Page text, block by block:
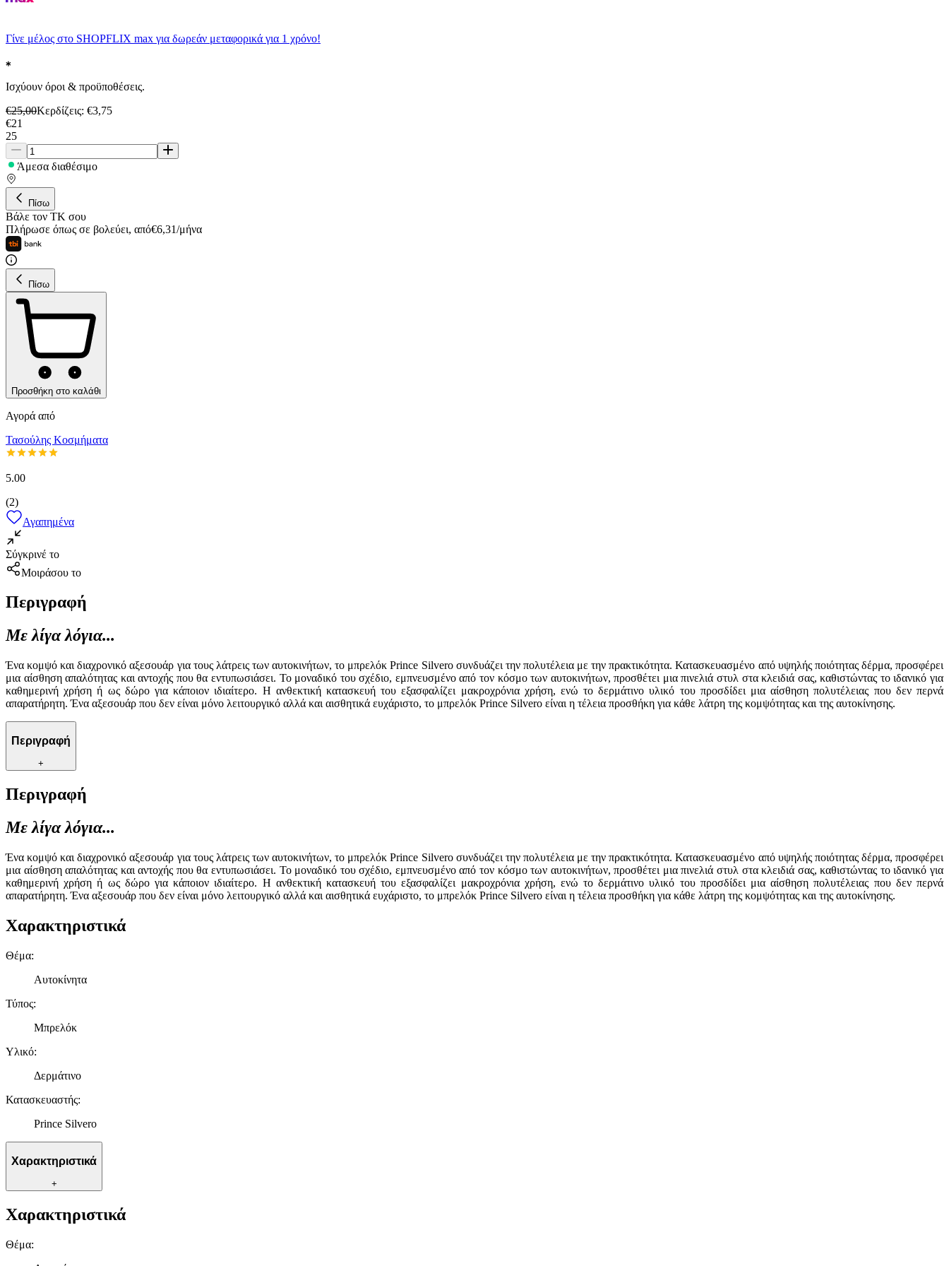
Γίνε μέλος στο SHOPFLIX max για δωρεάν μεταφορικά για 1 χρόνο!
Ισχύουν όροι & προϋποθέσεις.
€25,00Κερδίζεις: €3,75
€21
25
Άμεσα διαθέσιμο
Πίσω
Βάλε τον ΤΚ σου
Πλήρωσε όπως σε βολεύει, από€6,31/μήνα
Πίσω
Προσθήκη στο καλάθι
Αγορά από
Τασούλης Κοσμήματα
5.00
(2)
Αγαπημένα
Σύγκρινέ το
Μοιράσου το
Περιγραφή
Με λίγα λόγια...
Ένα κομψό και διαχρονικό αξεσουάρ για τους λάτρεις των αυτοκινήτων, το μπρελόκ Prince Silvero συνδυάζει την πολυτέλεια με την πρακτικότητα. Κατασκευασμένο από υψηλής ποιότητας δέρμα, προσφέρει
μια αίσθηση απαλότητας και αντοχής που θα εντυπωσιάσει. Το μοναδικό του σχέδιο, εμπνευσμένο από τον κόσμο των αυτοκινήτων, προσθέτει μια πινελιά στυλ στα κλειδιά σας, καθιστώντας το ιδανικό για
καθημερινή χρήση ή ως δώρο για κάποιον ιδιαίτερο. Η ανθεκτική κατασκευή του εξασφαλίζει μακροχρόνια χρήση, ενώ το δερμάτινο υλικό του προσδίδει μια αίσθηση πολυτέλειας που δεν περνά
απαρατήρητη. Ένα αξεσουάρ που δεν είναι μόνο λειτουργικό αλλά και αισθητικά ευχάριστο, το μπρελόκ Prince Silvero είναι η τέλεια προσθήκη για κάθε λάτρη της κομψότητας και της αυτοκίνησης.
Περιγραφή
+
Περιγραφή
Με λίγα λόγια...
Ένα κομψό και διαχρονικό αξεσουάρ για τους λάτρεις των αυτοκινήτων, το μπρελόκ Prince Silvero συνδυάζει την πολυτέλεια με την πρακτικότητα. Κατασκευασμένο από υψηλής ποιότητας δέρμα, προσφέρει
μια αίσθηση απαλότητας και αντοχής που θα εντυπωσιάσει. Το μοναδικό του σχέδιο, εμπνευσμένο από τον κόσμο των αυτοκινήτων, προσθέτει μια πινελιά στυλ στα κλειδιά σας, καθιστώντας το ιδανικό για
καθημερινή χρήση ή ως δώρο για κάποιον ιδιαίτερο. Η ανθεκτική κατασκευή του εξασφαλίζει μακροχρόνια χρήση, ενώ το δερμάτινο υλικό του προσδίδει μια αίσθηση πολυτέλειας που δεν περνά
απαρατήρητη. Ένα αξεσουάρ που δεν είναι μόνο λειτουργικό αλλά και αισθητικά ευχάριστο, το μπρελόκ Prince Silvero είναι η τέλεια προσθήκη για κάθε λάτρη της κομψότητας και της αυτοκίνησης.
Χαρακτηριστικά
Θέμα:
Αυτοκίνητα
Τύπος:
Μπρελόκ
Υλικό:
Δερμάτινο
Κατασκευαστής:
Prince Silvero
Χαρακτηριστικά
+
Χαρακτηριστικά
Θέμα: